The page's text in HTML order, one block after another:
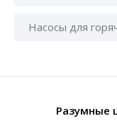
Насосы для
Разумные